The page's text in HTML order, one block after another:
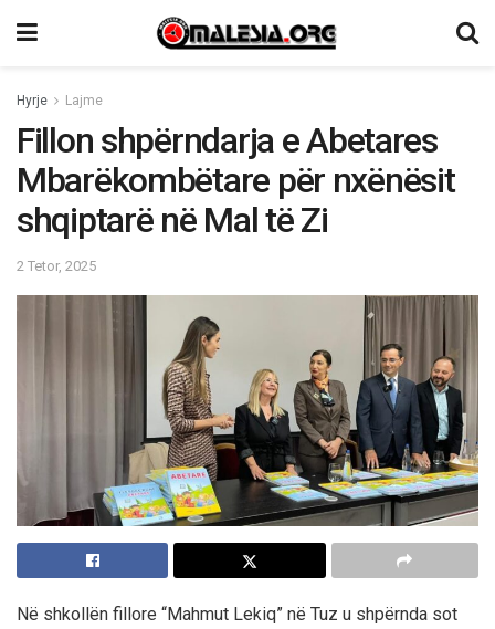
Hyrje Lajme
Fillon shpërndarja e Abetares
Mbarëkombëtare për nxënësit
shqiptarë në Mal të Zi
2 Tetor, 2025
Në shkollën fillore “Mahmut Lekiq” në Tuz u shpërnda sot